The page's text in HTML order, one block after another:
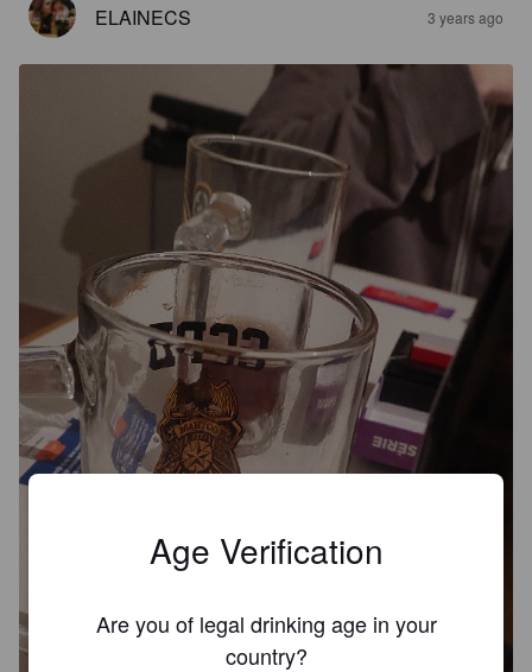
ELAINECS 3 years ago
Age Verification
Are you of legal drinking age in your
country?